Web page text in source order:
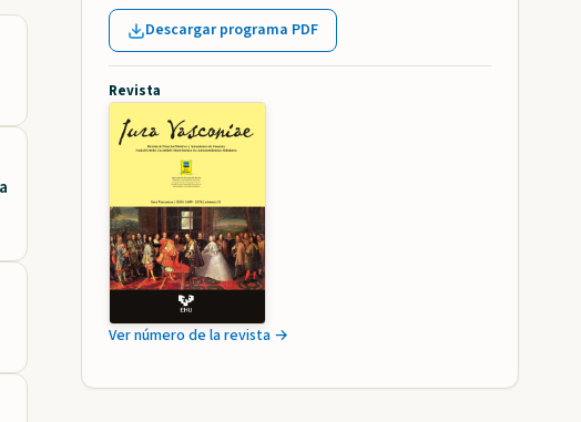
Descargar programa PDF
Revista
Ver número de la revista →